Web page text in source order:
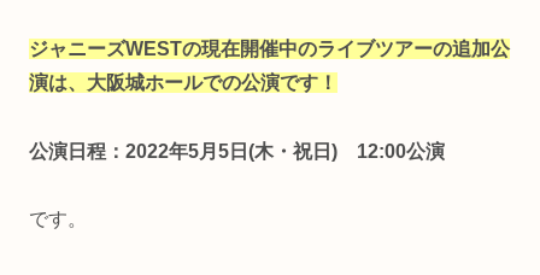
ジャニーズWESTの現在開催中のライブツアーの追加公
演は、大阪城ホールでの公演です！
公演日程：2022年5月5日(木・祝日) 12:00公演
です。